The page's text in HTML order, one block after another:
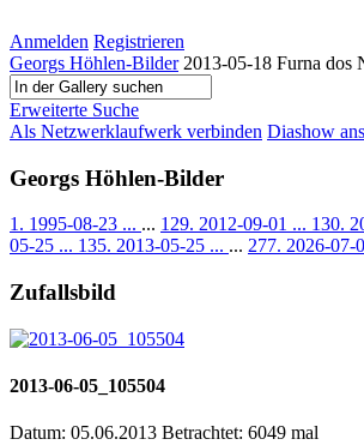
Anmelden Registrieren
Georgs Höhlen-Bilder 2013-05-18 Furna dos
Erweiterte Suche
Als Netzwerklaufwerk verbinden Diashow
Georgs Höhlen-Bilder
1. 1995-08-23 ... ... 129. 2012-09-01 ... 130.
05-25 ... 135. 2013-05-25 ... ... 277. 2026-07-
Zufallsbild
2013-06-05_105504
Datum: 05.06.2013 Betrachtet: 6049 mal